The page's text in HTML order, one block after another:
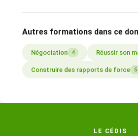
Autres formations dans ce
Négociation 4 Réussir son
Construire des rapports de force 5
LE CÉDIS